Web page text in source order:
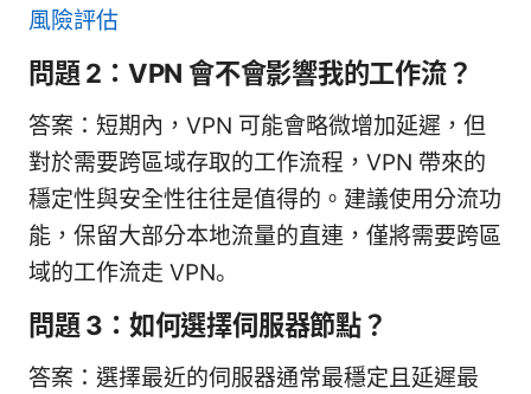
風險評估
問題 2：VPN 會不會影響我的工作流？
答案：短期內，VPN 可能會略微增加延遲，但
對於需要跨區域存取的工作流程，VPN 帶來的
穩定性與安全性往往是值得的。建議使用分流功
能，保留大部分本地流量的直連，僅將需要跨區
域的工作流走 VPN。
問題 3：如何選擇伺服器節點？
答案：選擇最近的伺服器通常最穩定且延遲最